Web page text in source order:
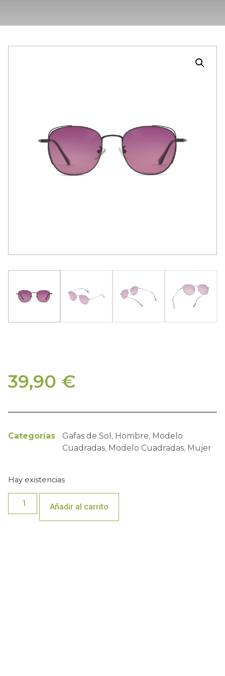
39,90 €
Categorías Gafas de Sol , Hombre, Modelo
Cuadradas, Modelo Cuadradas, Mujer
Hay existencias
Añadir al carrito